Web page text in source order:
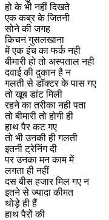
हो के भी नहीं दिखते
एक कब्र के जितनी
सोने की जगह
किचन गुसलखाना
में एक इंच का फर्क नही
बीमारी हो तो अस्पताल नही
दवाई की दुकान है न
गलती से डॉक्टर के पास गए
तो खूब डांट मिली
रहने का तरीका नही पता
तो बीमारी तो होगी ही
हाथ पैर कट गए
तो भी उनकी ही गलती
इतनी ट्रेनिंग दी
पर उनका मन काम में
लगता ही नहीं
दस बीस हजार मिल गए न
इतने से ज्यादा कीमत
थोड़े ही हैं
हाथ पैरों की